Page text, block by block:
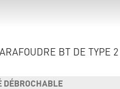
BT DE TYPE 2
DÉBROCHABLE